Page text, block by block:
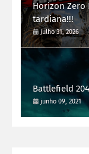
Horizon Zero
tardiana!!!
julho 31, 2026
Battlefield
junho 09, 2021